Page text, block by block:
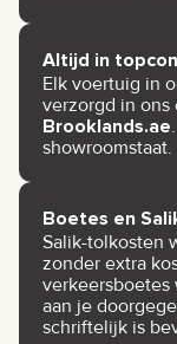
Altijd in
Elk voertuig in
verzorgd in
Brooklands.ae
showroomstaat.
Boetes en
Salik-tolkosten
zonder extra
verkeersboetes
aan je
schriftelijk is